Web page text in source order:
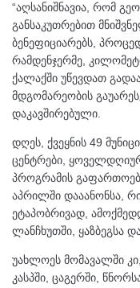
“აღსანიშნავია, რომ
განსაკუთრებით
ბენეფიციარებს,
რამდენჯერმე,
ქალაქში უწევდათ
მდგომარეობის
დაკავშირებული.
დღეს, ქვეყნის 49
ცენტრები,
პროგრამის
აპრილში დააანონსა,
ეტაპობრივად,
ლანჩხუთში, ყაზბეგსა
უახლოეს მომავალში კი,
კასპში, ცაგერში,